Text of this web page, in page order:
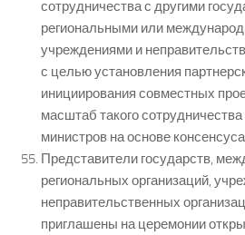
сотрудничества с другими
региональными или
учреждениями и
с целью установления
инициирования совместных
масштаб такого
министров на основе
Представители государств,
региональных организаций,
неправительственных
приглашены на церемонии